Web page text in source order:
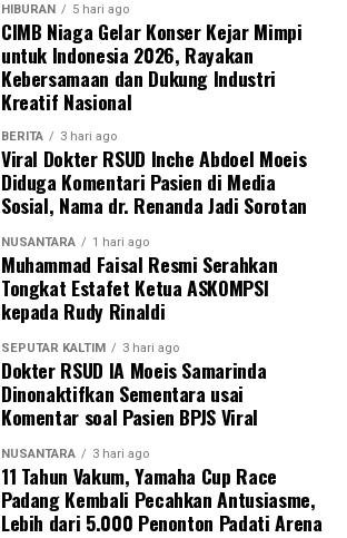
HIBURAN 5 hari ago
CIMB Niaga Gelar Konser Kejar Mimpi
untuk Indonesia 2026, Rayakan
Kebersamaan dan Dukung Industri
Kreatif Nasional
BERITA 3 hari ago
Viral Dokter RSUD Inche Abdoel Moeis
Diduga Komentari Pasien di Media
Sosial, Nama dr. Renanda Jadi Sorotan
NUSANTARA 1 hari ago
Muhammad Faisal Resmi Serahkan
Tongkat Estafet Ketua ASKOMPSI
kepada Rudy Rinaldi
SEPUTAR KALTIM 3 hari ago
Dokter RSUD IA Moeis Samarinda
Dinonaktifkan Sementara usai
Komentar soal Pasien BPJS Viral
NUSANTARA 3 hari ago
11 Tahun Vakum, Yamaha Cup Race
Padang Kembali Pecahkan Antusiasme,
Lebih dari 5.000 Penonton Padati Arena